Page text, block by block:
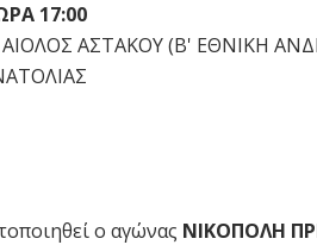
17:00
ΑΣΤΑΚΟΥ (Β' ΕΘΝΙΚΗ
ο αγώνας ΝΙΚΟΠΟΛΗ